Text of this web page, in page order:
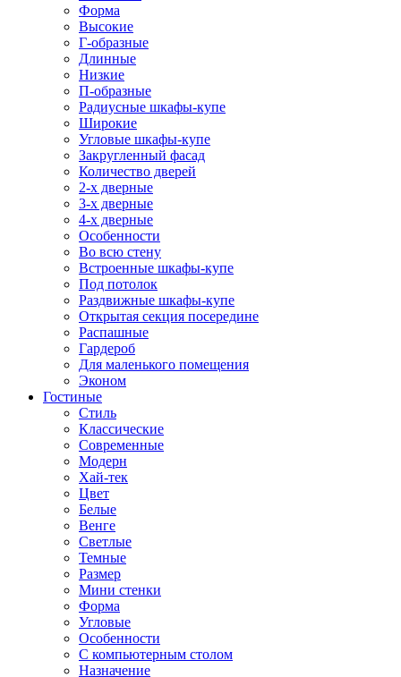
Форма
Высокие
Г-образные
Длинные
Низкие
П-образные
Радиусные шкафы-купе
Широкие
Угловые шкафы-купе
Закругленный фасад
Количество дверей
2-х дверные
3-х дверные
4-х дверные
Особенности
Во всю стену
Встроенные шкафы-купе
Под потолок
Раздвижные шкафы-купе
Открытая секция посередине
Распашные
Гардероб
Для маленького помещения
Эконом
Гостиные
Стиль
Классические
Современные
Модерн
Хай-тек
Цвет
Белые
Венге
Светлые
Темные
Размер
Мини стенки
Форма
Угловые
Особенности
С компьютерным столом
Назначение